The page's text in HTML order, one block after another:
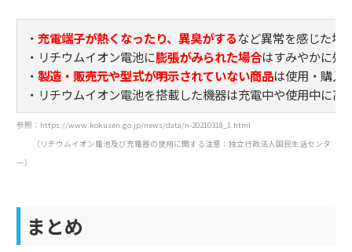
・ 充電端子が熱くなったり、異臭がするなど異常を感じた場
・リチウムイオン電池に膨張がみられた場合はすみやかに処
・製造・販売元や型式が明示されていない商品は使用・購入
・リチウムイオン電池を搭載した機器は充電中や使用中に
参照：https://www.kokusen.go.jp/news/data/n-20210318_1.html
（リチウムイオン電池及び充電器の使用に関する注意：独立行政法人国民生活センタ
ー）
まとめ